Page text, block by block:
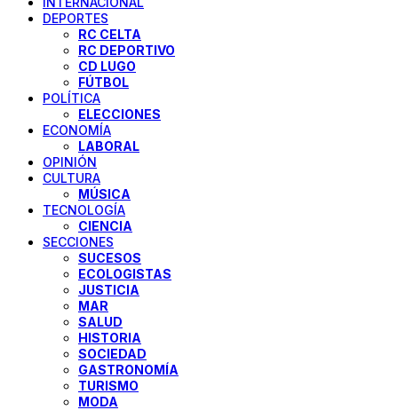
DEPORTES
RC CELTA
RC DEPORTIVO
CD LUGO
FÚTBOL
POLÍTICA
ELECCIONES
ECONOMÍA
LABORAL
OPINIÓN
CULTURA
MÚSICA
TECNOLOGÍA
CIENCIA
SECCIONES
SUCESOS
ECOLOGISTAS
JUSTICIA
MAR
SALUD
HISTORIA
SOCIEDAD
GASTRONOMÍA
TURISMO
MODA